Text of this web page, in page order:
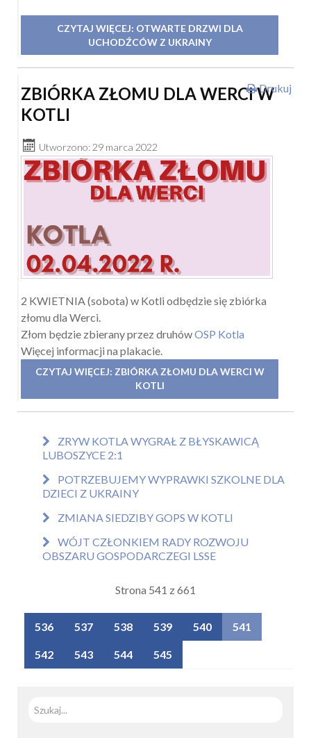
CZYTAJ WIĘCEJ: OTWARTE DRZWI DLA
UCHODŹCÓW Z UKRAINY
ZBIÓRKA ZŁOMU DLA WERCI W
KOTLI
Utworzono: 29 marca 2022
Drukuj
2 KWIETNIA (sobota) w Kotli odbędzie się zbiórka
złomu dla Werci.
Złom będzie zbierany przez druhówOSP Kotla
Więcej informacji na plakacie.
CZYTAJ WIĘCEJ: ZBIÓRKA ZŁOMU DLA WERCI W
KOTLI
ZRYW KOTLA WYGRAŁ Z BŁYSKAWICĄ
LUBOSZYCE 2:1
POTRZEBUJEMY WYPRAWKI SZKOLNE DLA
DZIECI Z UKRAINY
ZMIANA SIEDZIBY GOPS W KOTLI
WÓJT CZŁONKIEM RADY ROZWOJU
OBSZARU GOSPODARCZEGI LSSE
Strona 541 z 661
536 537 538 539 540 541
542 543 544 545